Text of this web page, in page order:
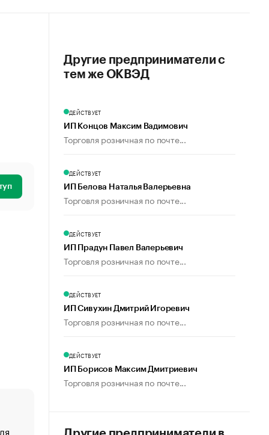
«От спорта тело стареет иначе». Как живет глава
Другие предприниматели с
тем же ОКВЭД
ДЕЙСТВУЕТ
ИП Концов Максим Вадимович
Торговля розничная по почте...
ДЕЙСТВУЕТ
ИП Белова Наталья Валерьевна
Торговля розничная по почте...
ДЕЙСТВУЕТ
ИП Прадун Павел Валерьевич
Торговля розничная по почте...
ДЕЙСТВУЕТ
ИП Сивухин Дмитрий Игоревич
Торговля розничная по почте...
ДЕЙСТВУЕТ
ИП Борисов Максим Дмитриевич
Торговля розничная по почте...